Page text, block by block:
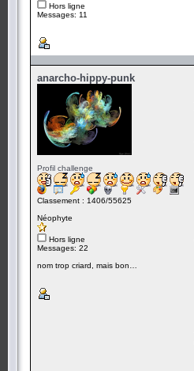
Hors ligne
Messages: 11
anarcho-hippy-punk
Profil challenge
Classement : 1406/55625
Néophyte
Hors ligne
Messages: 22
nom trop criard, mais bon…